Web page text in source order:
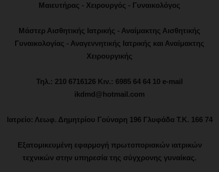
Μαιευτήρας - Χειρουργός - Γυναικολόγος
Μάστερ Αισθητικής Ιατρικής - Αναίμακτης Αισθητικής
Γυναικολογίας - Αναγεννητικής Ιατρικής και Αναίμακτης
Χειρουργικής
Τηλ.: 210 6716126 Κιν.: 6985 64 64 10 e-mail
ikdmd@hotmail.com
Ιατρείο: Λεωφ. Δημητρίου Γούναρη 196 Γλυφάδα Τ.Κ. 166 74
Εξατομικευμένη εφαρμογή πρωτοποριακών ιατρικών
τεχνικών στην υπηρεσία της σύγχρονης γυναίκας.